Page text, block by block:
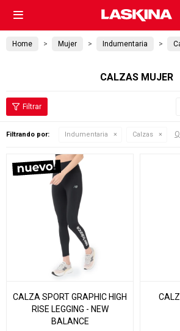

Home Mujer Indumentaria
CALZAS MUJER
Filtrando por: Indumentaria Calzas
CALZA SPORT GRAPHIC HIGH
RISE LEGGING - NEW
BALANCE